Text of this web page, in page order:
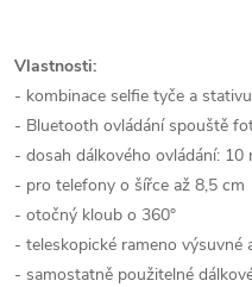
Vlastnosti:
- kombinace selfie tyče a stativu
- Bluetooth ovládání spouště
- dosah dálkového ovládání: 10
- pro telefony o šířce až 8,5 cm
- otočný kloub o 360°
- teleskopické rameno výsuvné
- samostatně použitelné